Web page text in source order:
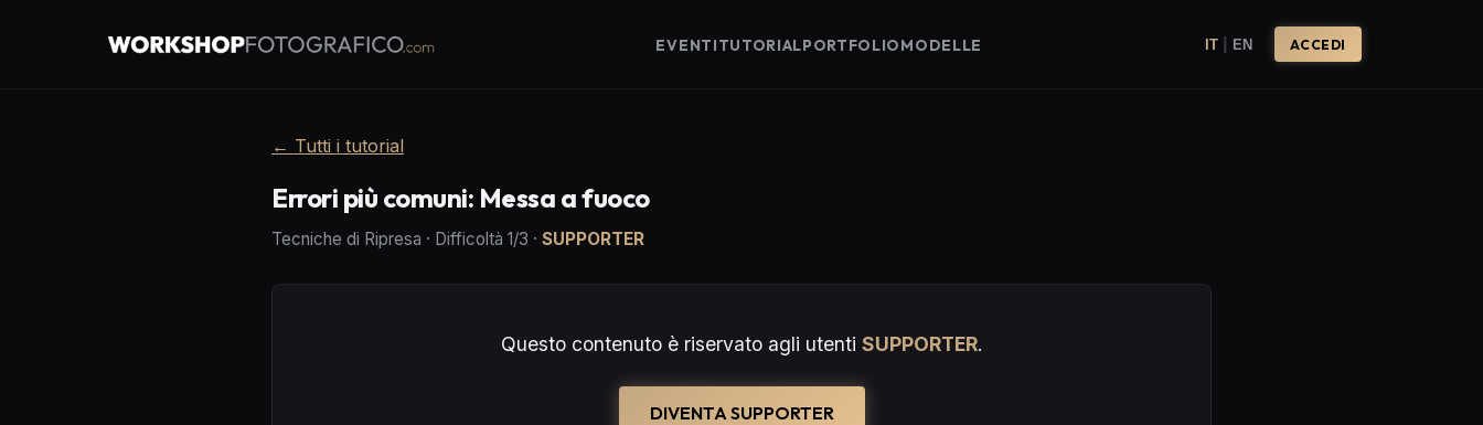
EVENTITUTORIALPORTFOLIOMODELLE IT | EN ACCEDI
← Tutti i tutorial
Errori più comuni: Messa a fuoco
Tecniche di Ripresa · Difficoltà 1/3 · SUPPORTER
Questo contenuto è riservato agli utenti SUPPORTER.
DIVENTA SUPPORTER